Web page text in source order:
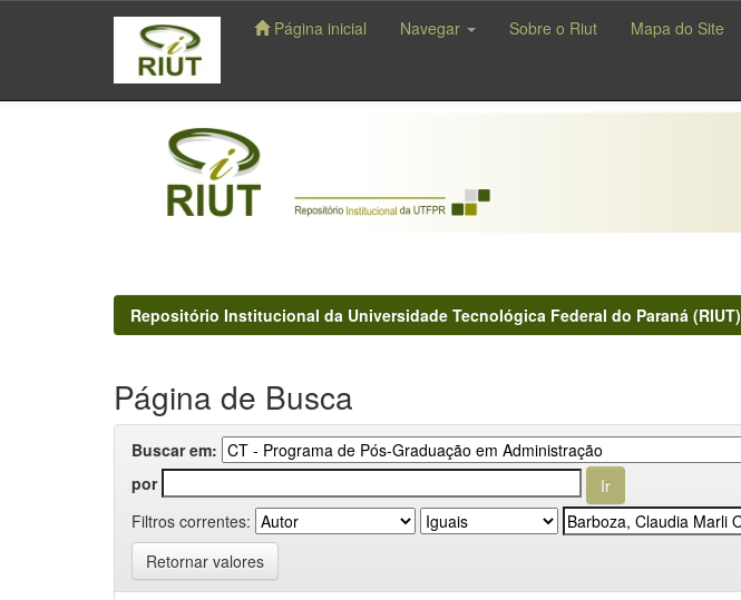
navigation
Página inicial Navegar Sobre o Riut Mapa do Site
Repositório Institucional da Universidade Tecnológica Federal do Paraná (RIUT)
Página de Busca
Buscar em:
por
Filtros correntes:
Retornar valores